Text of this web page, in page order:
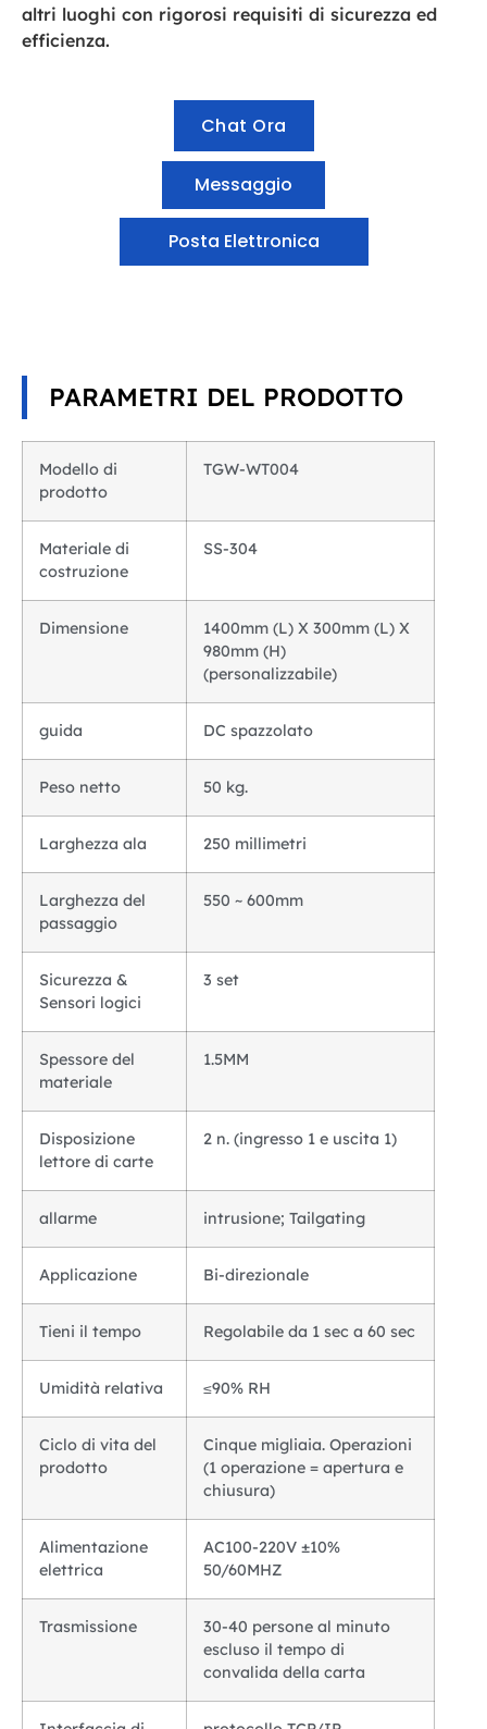
altri luoghi con rigorosi requisiti di sicurezza ed
efficienza.
Chat Ora
Messaggio
Posta Elettronica
PARAMETRI DEL PRODOTTO
Modello di
prodotto
TGW-WT004
Materiale di
costruzione
SS-304
Dimensione
1400mm (L) X 300mm (L) X
980mm (H)
(personalizzabile)
guida DC spazzolato
Peso netto 50 kg.
Larghezza ala 250 millimetri
Larghezza del
passaggio
550 ~ 600mm
Sicurezza &
Sensori logici
3 set
Spessore del
materiale
1.5MM
Disposizione
lettore di carte
2 n. (ingresso 1 e uscita 1)
allarme intrusione; Tailgating
Applicazione Bi-direzionale
Tieni il tempo Regolabile da 1 sec a 60 sec
Umidità relativa ≤90% RH
Ciclo di vita del
prodotto
Cinque migliaia. Operazioni
(1 operazione = apertura e
chiusura)
Alimentazione
elettrica
AC100-220V ±10%
50/60MHZ
Trasmissione
30-40 persone al minuto
escluso il tempo di
convalida della carta